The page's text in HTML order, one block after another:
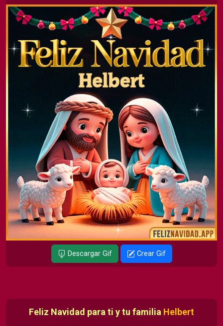
Descargar Gif Crear Gif
Feliz Navidad para ti y tu familia Helbert